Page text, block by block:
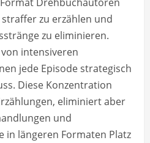
zu erzählen und
zu eliminieren.
intensiveren
jede Episode strategisch
Diese Konzentration
eliminiert aber
und
in längeren Formaten Platz